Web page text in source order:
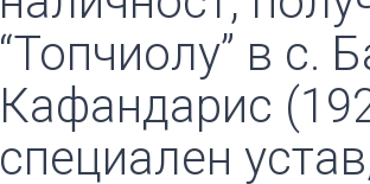
“Топчиолу” в с.
Кафандарис
специален